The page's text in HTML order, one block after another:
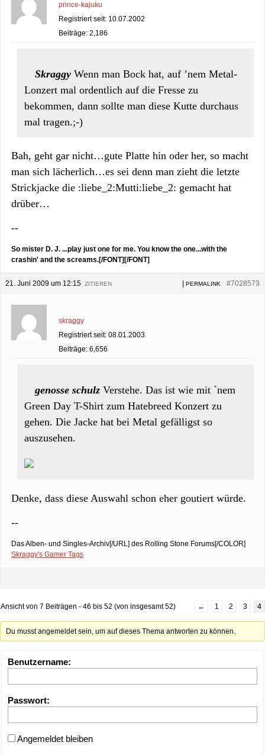
prince-kajuku
Registriert seit: 10.07.2002
Beiträge: 2,186
Skraggy Wenn man Bock hat, auf ’nem Metal-
Lonzert mal ordentlich auf die Fresse zu
bekommen, dann sollte man diese Kutte durchaus
mal tragen.;-)
Bah, geht gar nicht…gute Platte hin oder her, so macht
man sich lächerlich…es sei denn man zieht die letzte
Strickjacke die :liebe_2:Mutti:liebe_2: gemacht hat
drüber…
--
So mister D. J. ...play just one for me. You know the one...with the
crashin' and the screams.[/FONT][/FONT]
21. Juni 2009 um 12:15 #7028573
PERMALINK
ZITIEREN
skraggy
Registriert seit: 08.01.2003
Beiträge: 6,656
genosse schulz Verstehe. Das ist wie mit `nem
Green Day T-Shirt zum Hatebreed Konzert zu
gehen. Die Jacke hat bei Metal gefälligst so
auszusehen.
Denke, dass diese Auswahl schon eher goutiert würde.
--
Das Alben- und Singles-Archiv[/URL] des Rolling Stone Forums[/COLOR]
Skraggy's Gamer Tags
Ansicht von 7 Beiträgen - 46 bis 52 (von insgesamt 52) ← 1 2 3 4
Du musst angemeldet sein, um auf dieses Thema antworten zu können.
Benutzername:
Passwort:
Angemeldet bleiben